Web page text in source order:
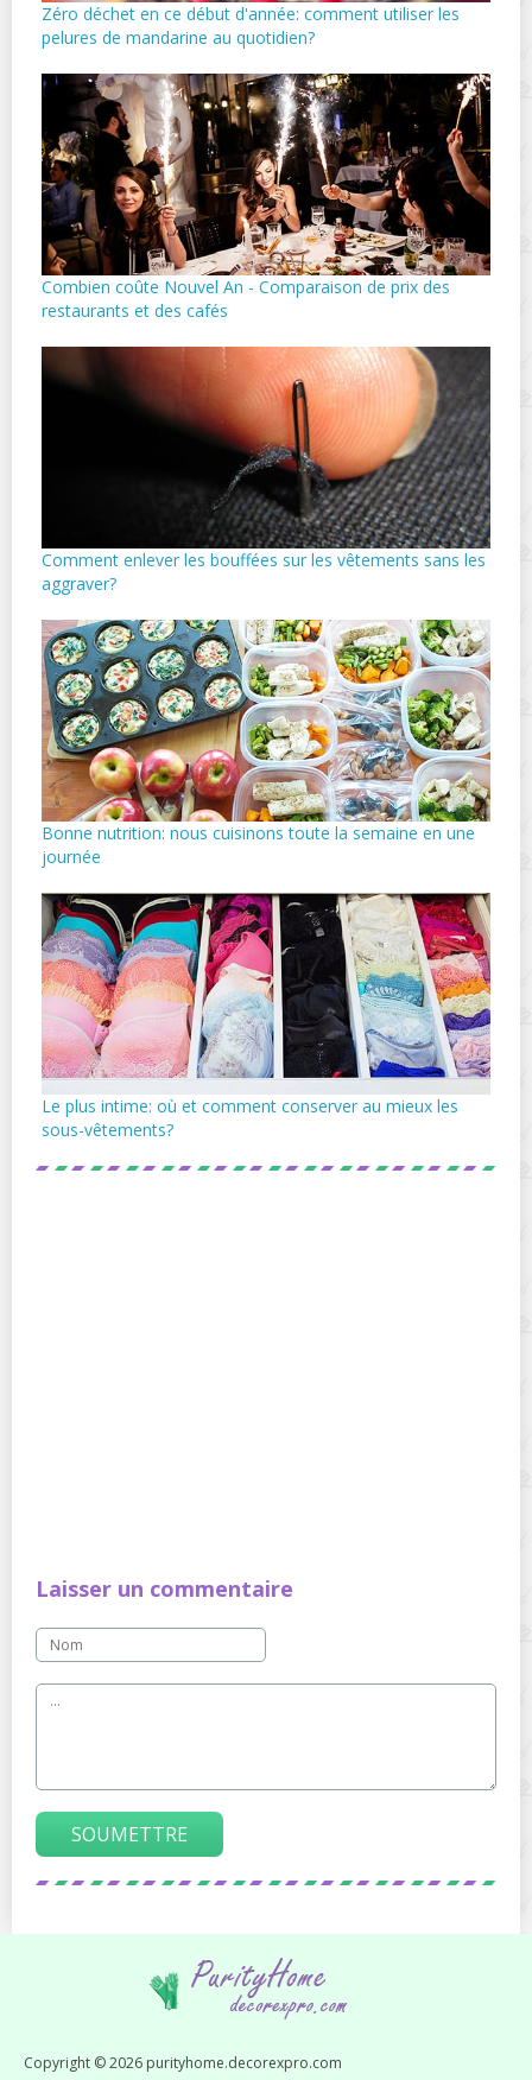
Zéro déchet en ce début d'année: comment utiliser les
pelures de mandarine au quotidien?
Combien coûte Nouvel An - Comparaison de prix des
restaurants et des cafés
Comment enlever les bouffées sur les vêtements sans les
aggraver?
Bonne nutrition: nous cuisinons toute la semaine en une
journée
Le plus intime: où et comment conserver au mieux les
sous-vêtements?
Laisser un commentaire
SOUMETTRE
Copyright © 2026 purityhome.decorexpro.com